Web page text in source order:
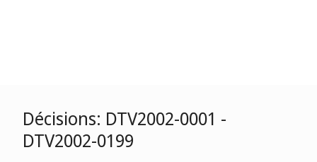
Décisions: DTV2002-0001 -
DTV2002-0199